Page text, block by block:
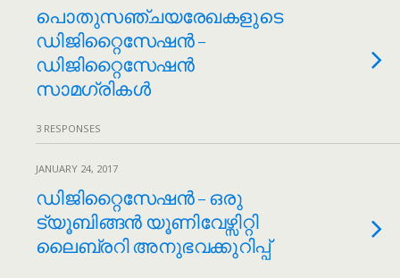
പൊതുസഞ്ചയരേഖകളുടെ
ഡിജിറ്റൈസേഷൻ –
ഡിജിറ്റൈസേഷൻ
സാമഗ്രികൾ
3 RESPONSES
JANUARY 24, 2017
ഡിജിറ്റൈസേഷൻ – ഒരു
ട്യൂബിങ്ങൻ യൂണിവേഴ്സിറ്റി
ലൈബ്രറി അനുഭവക്കുറിപ്പ്